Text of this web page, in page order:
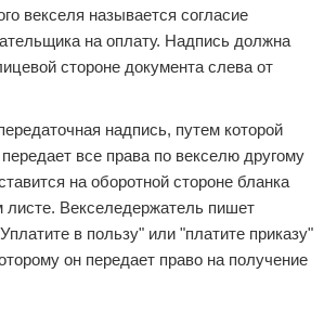
векселя называется согласие
на оплату. Надпись должна
стороне документа слева от
надпись, путем которой
все права по векселю другому
на оборотной стороне бланка
листе. Векселедержатель пишет
в пользу" или "платите приказу"
он передает право на получение